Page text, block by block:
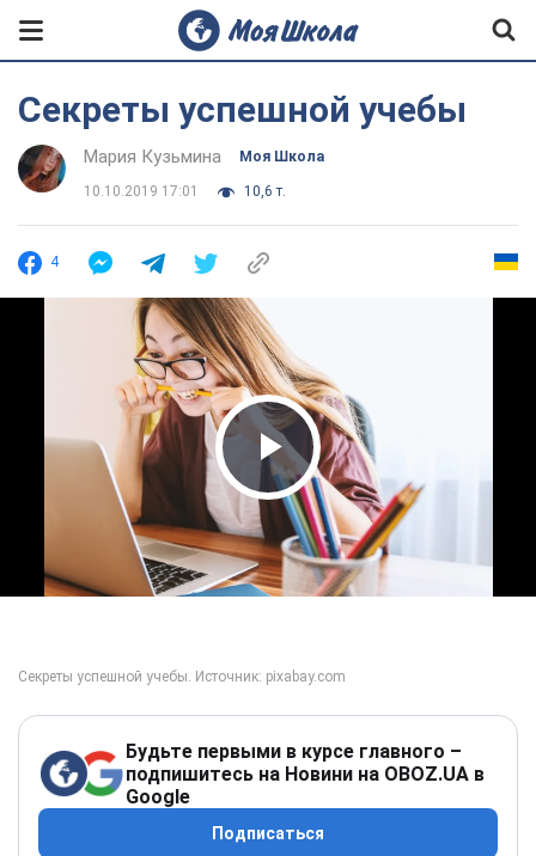
Секреты успешной учебы
Мария Кузьмина Моя Школа
10.10.2019 17:01 10,6 т.
4
Play Video
Будьте первыми в курсе главного –
подпишитесь на Новини на OBOZ.UA в
Google
Подписаться